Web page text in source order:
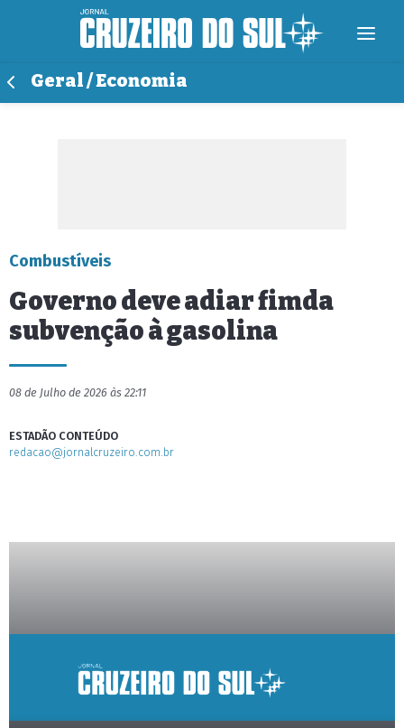
Geral / Economia
Combustíveis
Governo deve adiar fimda
subvenção à gasolina
08 de Julho de 2026 às 22:11
ESTADÃO CONTEÚDO
redacao@jornalcruzeiro.com.br